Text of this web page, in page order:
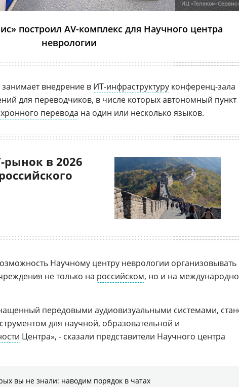
ИЦ «Телеком-
построил AV-комплекс для Научного центра
неврологии
внедрение в ИТ-инфраструктуру конференц-зала
для переводчиков, в числе которых автономный пункт
перевода на один или несколько языков.
в 2026
Научному центру неврологии организовывать
не только на российском, но и на
передовыми аудиовизуальными системами,
для научной, образовательной и
Центра», - сказали представители Научного центра
вы не знали: наводим порядок в чатах